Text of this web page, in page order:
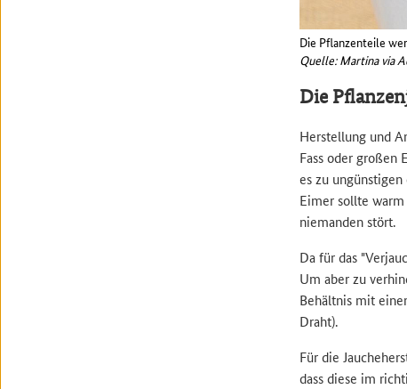
Die Pflanzenteile
Quelle: Martina via
Die
Herstellung und
Fass oder
es zu
Eimer sollte
niemanden stört.
Da für das
Um aber zu
Behältnis mit
Draht).
Für die
dass diese im